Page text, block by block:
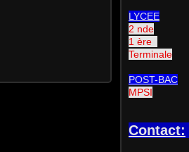
LYCEE
2 nde
1 ère
Terminale
POST-BAC
MPSI
Contact: